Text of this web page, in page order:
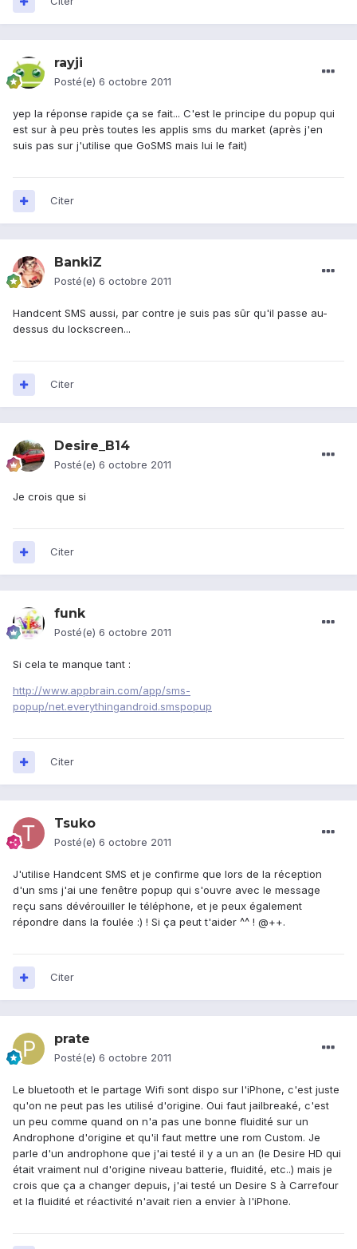
rayji
Posté(e) 6 octobre 2011
yep la réponse rapide ça se fait... C'est le principe du popup qui
est sur à peu près toutes les applis sms du market (après j'en
suis pas sur j'utilise que GoSMS mais lui le fait)
Citer
BankiZ
Posté(e) 6 octobre 2011
Handcent SMS aussi, par contre je suis pas sûr qu'il passe au-
dessus du lockscreen...
Citer
Desire_B14
Posté(e) 6 octobre 2011
Je crois que si
Citer
funk
Posté(e) 6 octobre 2011
Si cela te manque tant :
http://www.appbrain.com/app/sms-
popup/net.everythingandroid.smspopup
Citer
Tsuko
Posté(e) 6 octobre 2011
J'utilise Handcent SMS et je confirme que lors de la réception
d'un sms j'ai une fenêtre popup qui s'ouvre avec le message
reçu sans dévérouiller le téléphone, et je peux également
répondre dans la foulée :) ! Si ça peut t'aider ^^ ! @++.
Citer
prate
Posté(e) 6 octobre 2011
Le bluetooth et le partage Wifi sont dispo sur l'iPhone, c'est juste
qu'on ne peut pas les utilisé d'origine. Oui faut jailbreaké, c'est
un peu comme quand on n'a pas une bonne fluidité sur un
Androphone d'origine et qu'il faut mettre une rom Custom. Je
parle d'un androphone que j'ai testé il y a un an (le Desire HD qui
était vraiment nul d'origine niveau batterie, fluidité, etc..) mais je
crois que ça a changer depuis, j'ai testé un Desire S à Carrefour
et la fluidité et réactivité n'avait rien a envier à l'iPhone.